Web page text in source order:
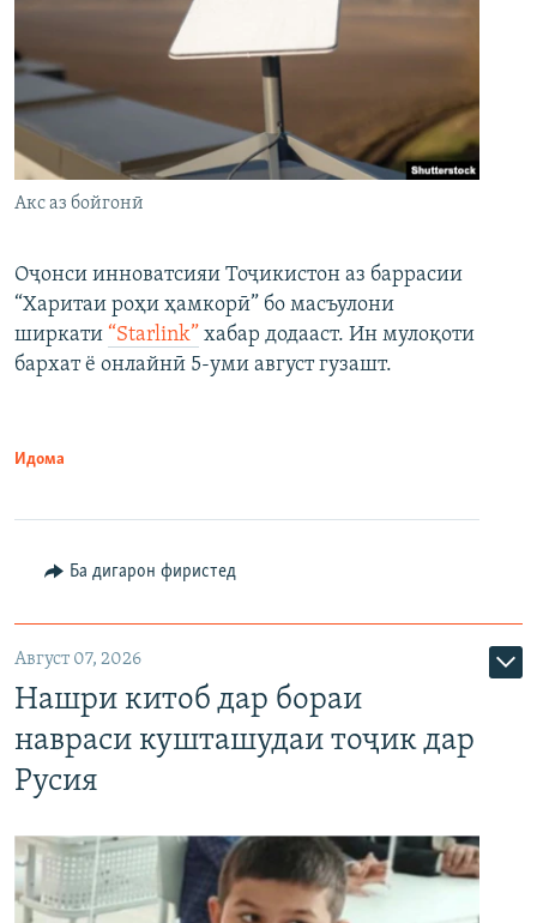
Акс аз бойгонӣ
Оҷонси инноватсияи Тоҷикистон аз баррасии
“Харитаи роҳи ҳамкорӣ” бо масъулони
ширкати “Starlink” хабар додааст. Ин мулоқоти
бархат ё онлайнӣ 5-уми август гузашт.
Идома
Ба дигарон фиристед
Август 07, 2026
Нашри китоб дар бораи
навраси кушташудаи тоҷик дар
Русия